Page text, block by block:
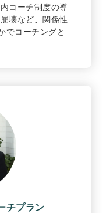
コーチ制度の導
壊など、関係性
でコーチングと
チプラン